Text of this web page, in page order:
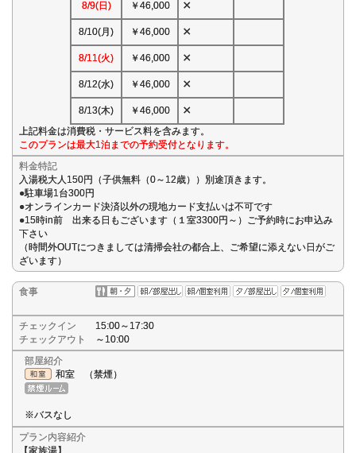
8/9(日) ￥46,000 ×
8/10(月) ￥46,000 ×
8/11(火) ￥46,000 ×
8/12(水) ￥46,000 ×
8/13(木) ￥46,000 ×
上記料金は消費税・サービス料を含みます。
このプランは最大1泊までの予約受付となります。
料金特記
入湯税大人150円（子供無料（0～12歳））別途頂きます。
●駐車場1台300円
●オンラインカード決済以外の現地カード支払いは不可です
●15時in前 出来る日もございます（１室3300円～）ご予約時にお申込み
下さい
（時間外OUTにつきましては清掃会社の都合上、ご希望に添えない日がご
ざいます）
食事
チェックイン
15:00～17:30
チェックアウト
～10:00
部屋紹介
和室 （禁煙）
※バスなし
プラン内容紹介
【家族湯】